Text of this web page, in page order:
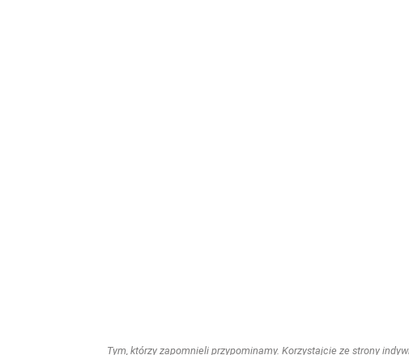
Tym, którzy zapomnieli przypominamy. Korzystajcie ze strony